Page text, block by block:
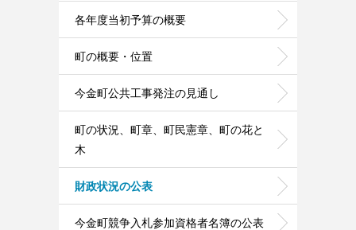
各年度当初予算の概要
町の概要・位置
今金町公共工事発注の見通し
町の状況、町章、町民憲章、町の花と
木
財政状況の公表
今金町競争入札参加資格者名簿の公表